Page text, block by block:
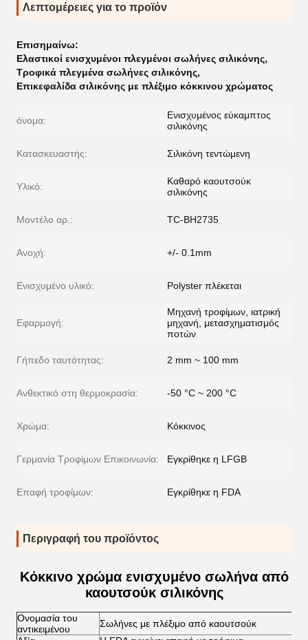
Λεπτομέρειες για το προϊόν
Επισημαίνω:
Ελαστικοί ενισχυμένοι πλεγμένοι σωλήνες σιλικόνης,
Τροφικά πλεγμένα σωλήνες σιλικόνης,
Επικεφαλίδα σιλικόνης με πλέξιμο κόκκινου χρώματος
όνομα:
Ενισχυμένος εύκαμπτος
σιλικόνης
Κατασκευαστής: Σιλικόνη τεντώμενη
Υλικό:
Καθαρό καουτσούκ
σιλικόνης
Μοντέλο αρ.: TC-BH2735
Ανοχή: +/- 0.1mm
Ενισχυμένο υλικό: Polyster πλέκεται
Εφαρμογή:
Μηχανή τροφίμων, ιατρική
μηχανή, μετασχηματισμός
ποτών
Γήπεδο ταυτότητας: 2 mm ~ 100 mm
Ανθεκτικό στη θερμοκρασία: -50 °C ~ 200 °C
Χρώμα: Κόκκινος
Γερμανία Τροφίμων Επικοινωνία: Εγκρίθηκε η LFGB
Επαφή τροφίμων: Εγκρίθηκε η FDA
Περιγραφή του προϊόντος
Κόκκινο χρώμα ενισχυμένο σωλήνα από
καουτσούκ σιλικόνης
Ονομασία του
αντικειμένου
Σωλήνες με πλέξιμο από καουτσούκ